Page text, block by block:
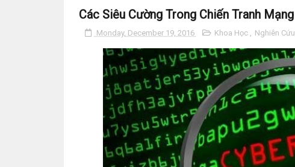
Các Siêu Cường Trong Chiến Tranh Mạng
Monday, December 19, 2016 Khoa Học , Nghiên Cứu